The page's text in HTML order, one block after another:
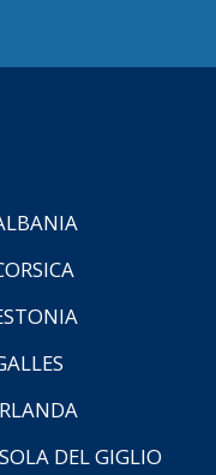
DEL GIGLIO